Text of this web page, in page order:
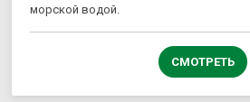
морской водой.
СМОТРЕТЬ